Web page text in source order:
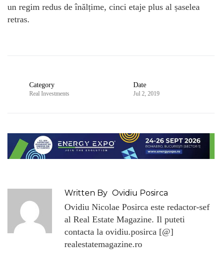
un regim redus de înălțime, cinci etaje plus al șaselea
retras.
Category
Real Investments
Date
Jul 2, 2019
Written By Ovidiu Posirca
Ovidiu Nicolae Posirca este redactor-sef
al Real Estate Magazine. Il puteti
contacta la ovidiu.posirca [@]
realestatemagazine.ro